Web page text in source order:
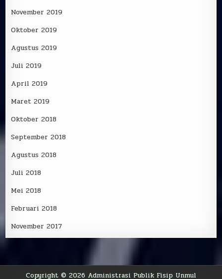
November 2019
Oktober 2019
Agustus 2019
Juli 2019
April 2019
Maret 2019
Oktober 2018
September 2018
Agustus 2018
Juli 2018
Mei 2018
Februari 2018
November 2017
Copyright © 2026 Administrasi Publik Fisip Unmul